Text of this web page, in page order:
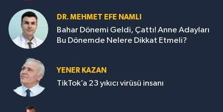
DR. MEHMET EFE NAMLI
Bahar Dönemi Geldi, Çattı! Anne Adayları
Bu Dönemde Nelere Dikkat Etmeli?
YENER KAZAN
TikTok’a 23 yıkıcı virüsü insanı